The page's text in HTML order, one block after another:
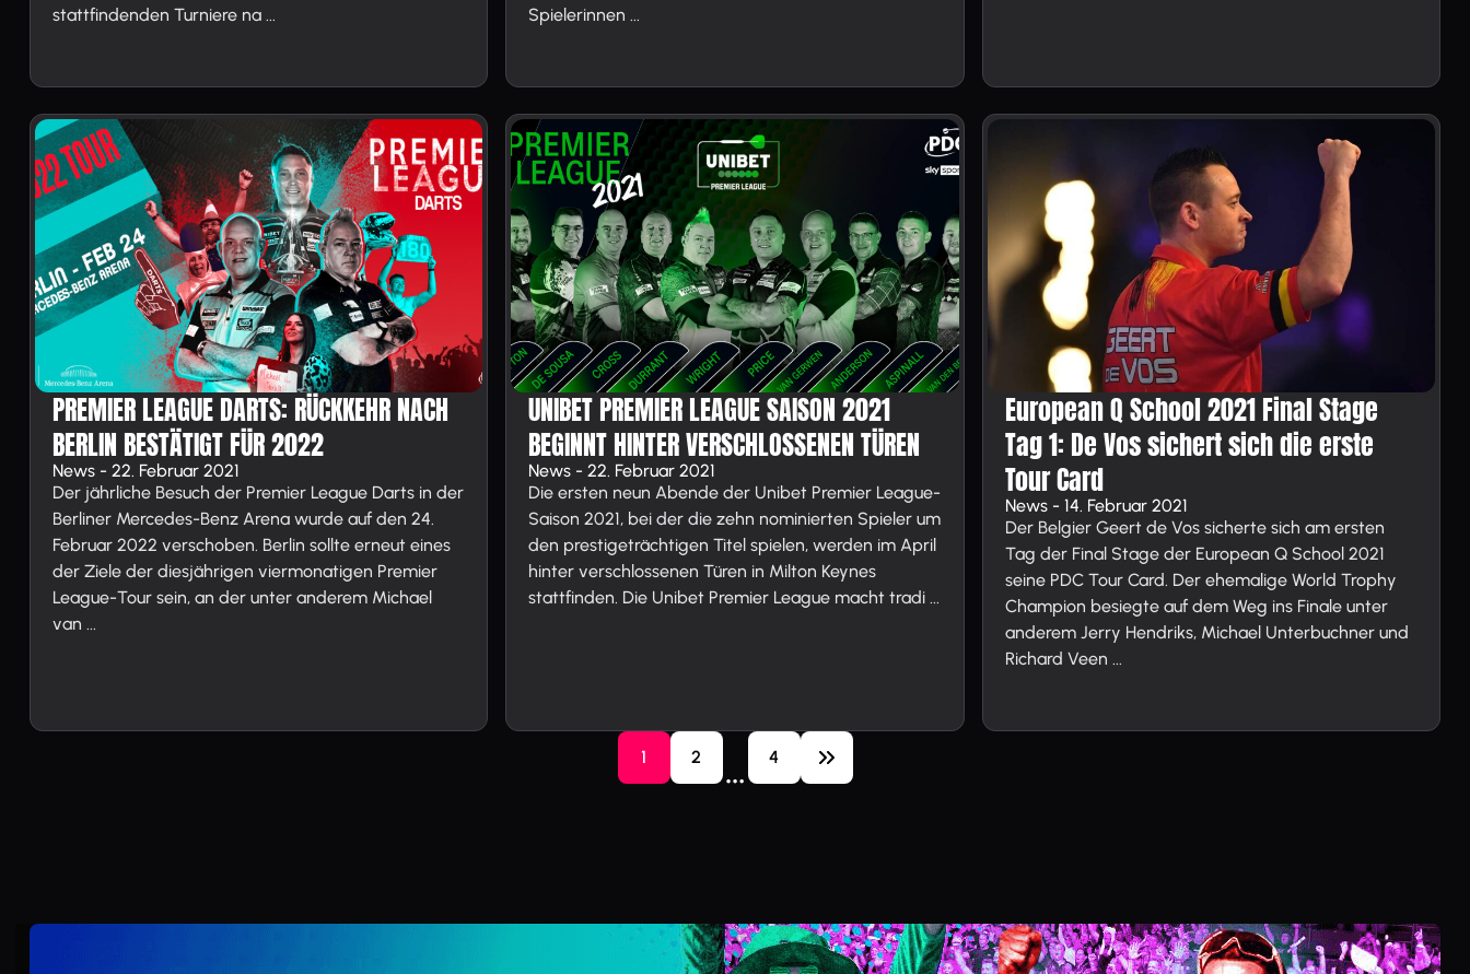
stattfindenden Turniere na ...
Spielerinnen ...
PREMIER LEAGUE DARTS: RÜCKKEHR NACH
BERLIN BESTÄTIGT FÜR 2022
News - 22. Februar 2021
Der jährliche Besuch der Premier League Darts in der
Berliner Mercedes-Benz Arena wurde auf den 24.
Februar 2022 verschoben. Berlin sollte erneut eines
der Ziele der diesjährigen viermonatigen Premier
League-Tour sein, an der unter anderem Michael
van ...
UNIBET PREMIER LEAGUE SAISON 2021
BEGINNT HINTER VERSCHLOSSENEN TÜREN
News - 22. Februar 2021
Die ersten neun Abende der Unibet Premier League-
Saison 2021, bei der die zehn nominierten Spieler um
den prestigeträchtigen Titel spielen, werden im April
hinter verschlossenen Türen in Milton Keynes
stattfinden. Die Unibet Premier League macht tradi ...
European Q School 2021 Final Stage
Tag 1: De Vos sichert sich die erste
Tour Card
News - 14. Februar 2021
Der Belgier Geert de Vos sicherte sich am ersten
Tag der Final Stage der European Q School 2021
seine PDC Tour Card. Der ehemalige World Trophy
Champion besiegte auf dem Weg ins Finale unter
anderem Jerry Hendriks, Michael Unterbuchner und
Richard Veen ...
1 2 … 4